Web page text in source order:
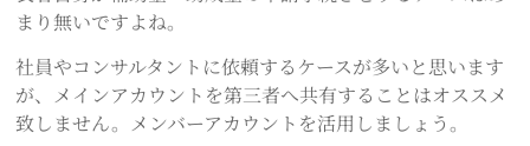
まり無いですよね。
社員やコンサルタントに依頼するケースが多いと思います
が、メインアカウントを第三者へ共有することはオススメ
致しません。メンバーアカウントを活用しましょう。